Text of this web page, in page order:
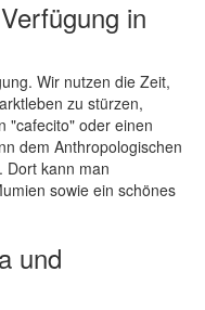
in
Wir nutzen die Zeit,
zu stürzen,
"cafecito" oder einen
dem Anthropologischen
Dort kann man
sowie ein schönes
und